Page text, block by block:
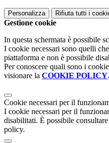
Personalizza Rifiuta tutti i
Gestione cookie
In questa schermata è possibile
I cookie necessari sono quelli
piattaforma e non è possibile
Per conoscere quali sono i
visionare la COOKIE POLICY.
Cookie necessari per il
I cookie necessari per il
disabilitati. È possibile
policy.